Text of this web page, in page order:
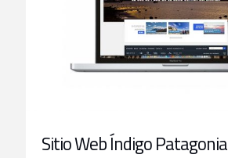
Sitio Web Índigo Patagonia